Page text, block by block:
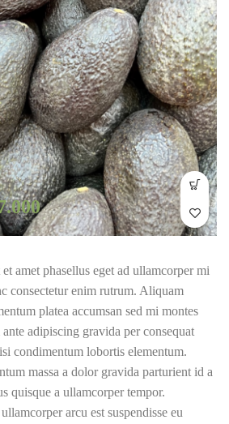
amet phasellus eget ad ullamcorper mi
consectetur enim rutrum. Aliquam
platea accumsan sed mi montes
adipiscing gravida per consequat
condimentum lobortis elementum.
massa a dolor gravida parturient id a
quisque a ullamcorper tempor.
arcu est suspendisse eu